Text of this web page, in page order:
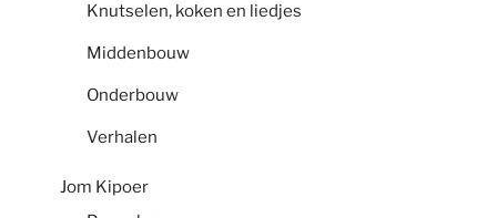
Knutselen, koken en liedjes
Middenbouw
Onderbouw
Verhalen
Jom Kipoer